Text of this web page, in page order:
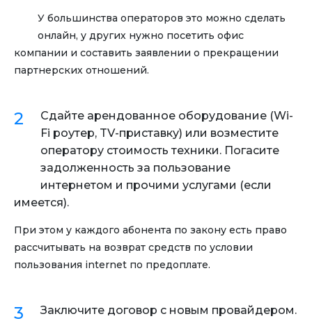
У большинства операторов это можно сделать
онлайн, у других нужно посетить офис
компании и составить заявлении о прекращении
партнерских отношений.
Сдайте арендованное оборудование (Wi-
Fi роутер, TV-приставку) или возместите
оператору стоимость техники. Погасите
задолженность за пользование
интернетом и прочими услугами (если
имеется).
При этом у каждого абонента по закону есть право
рассчитывать на возврат средств по условии
пользования internet по предоплате.
Заключите договор с новым провайдером.